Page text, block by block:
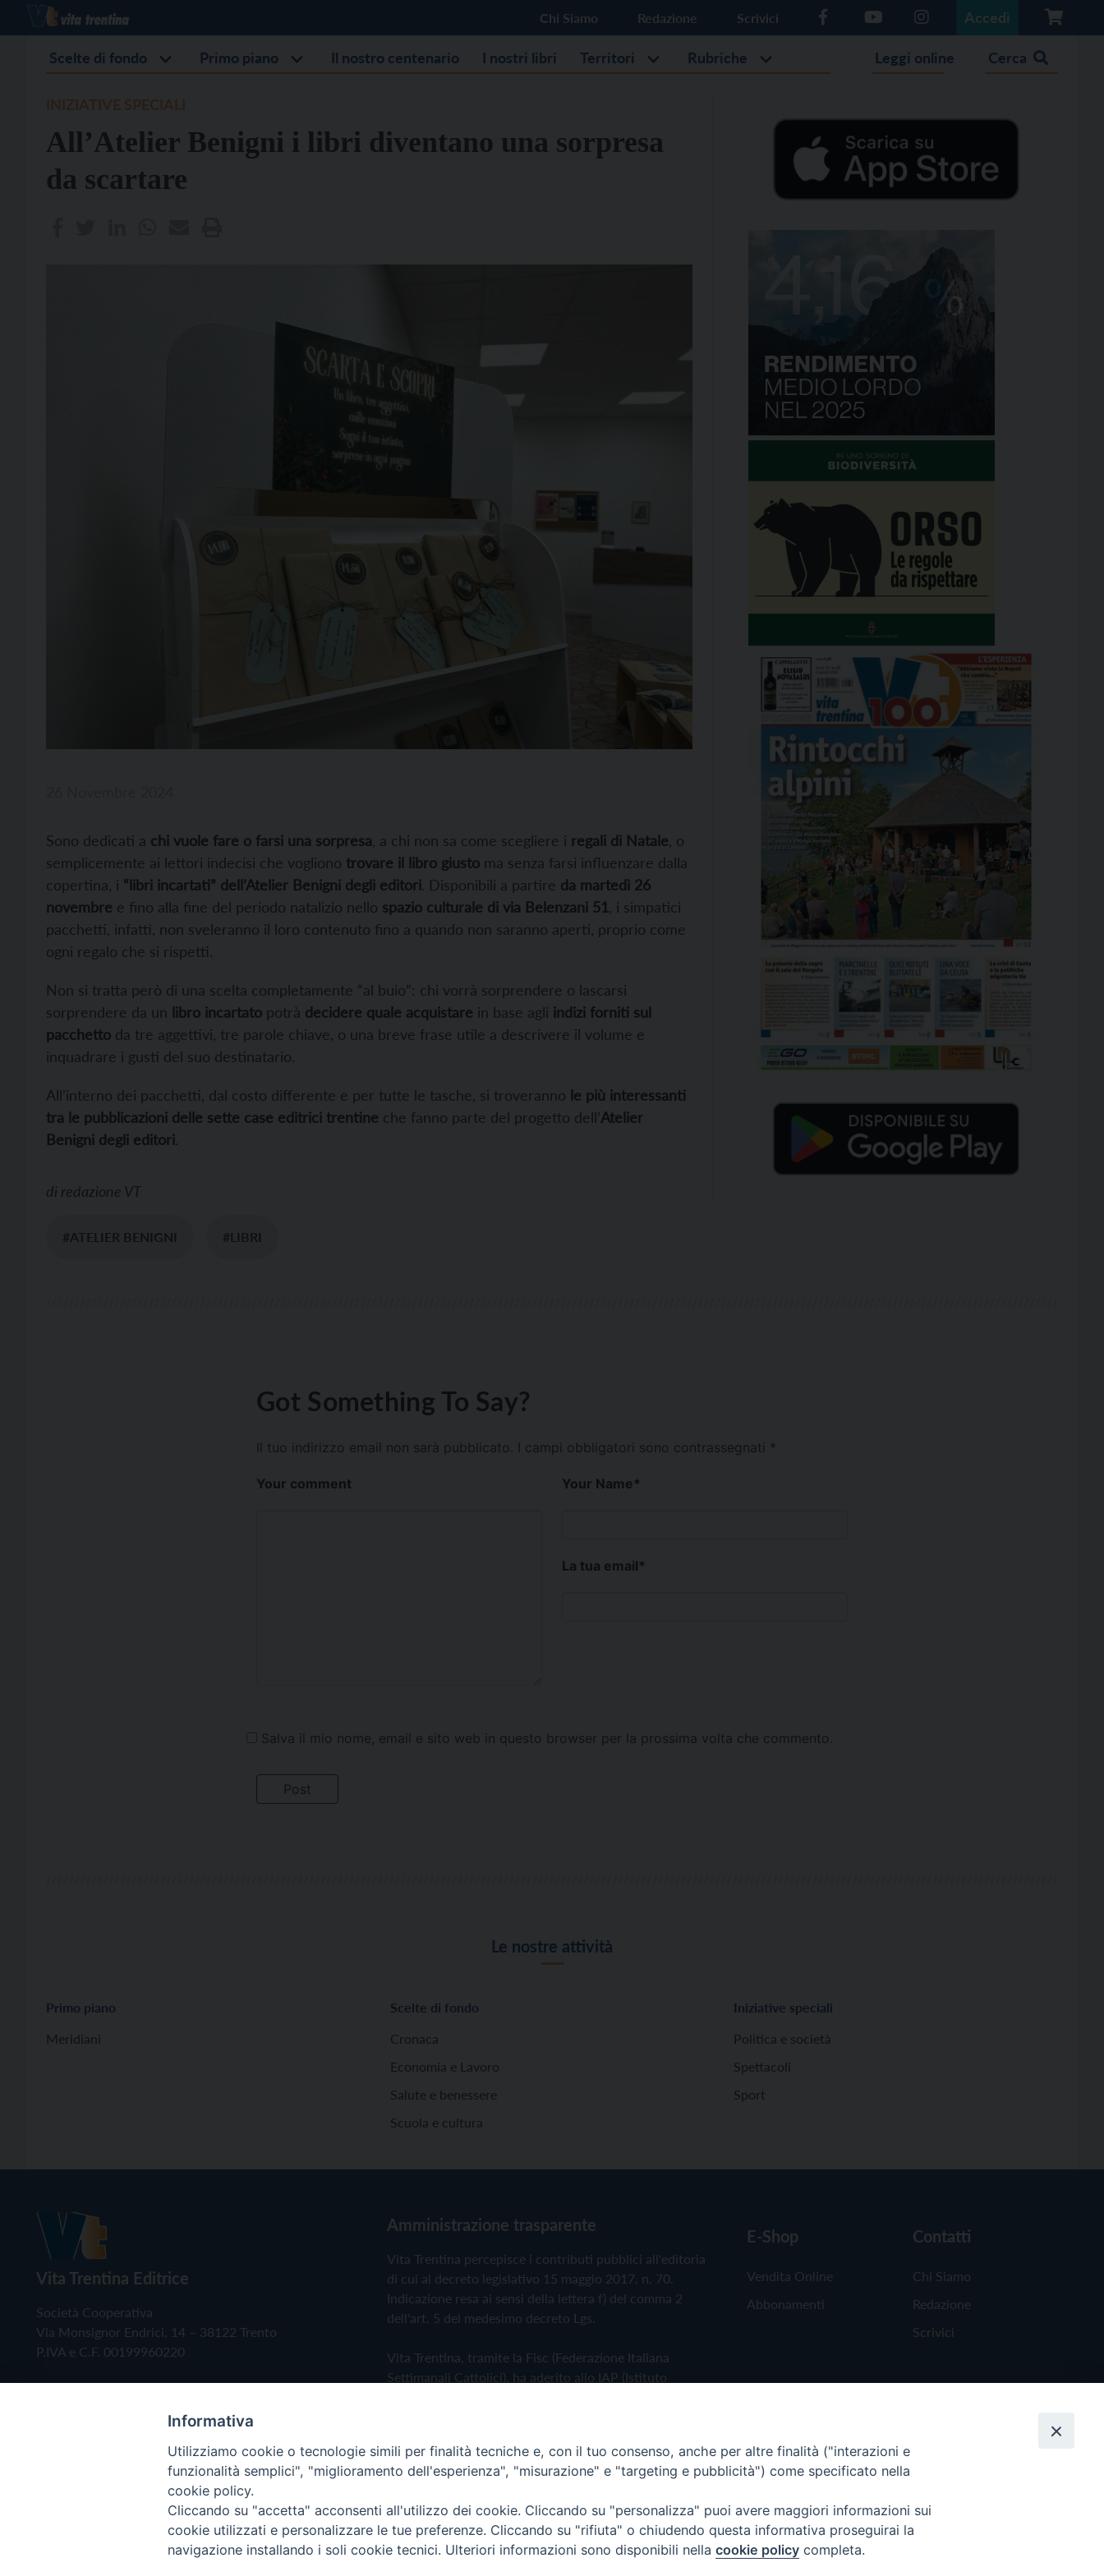
Chi Siamo Redazione Scrivici Accedi
Scelte di fondo Primo piano Il nostro centenario I nostri libri Territori Rubriche Leggi online Cerca
All’Atelier Benigni i libri diventano una sorpresa
da scartare
Sono dedicati a chi vuole fare o farsi una sorpresa, a chi non sa come scegliere i regali di Natale, o
semplicemente ai lettori indecisi che vogliono trovare il libro giusto ma senza farsi influenzare dalla
copertina, i “libri incartati” dell’Atelier Benigni degli editori. Disponibili a partire da martedì 26
novembre e fino alla fine del periodo natalizio nello spazio culturale di via Belenzani 51, i simpatici
pacchetti, infatti, non sveleranno il loro contenuto fino a quando non saranno aperti, proprio come
ogni regalo che si rispetti.
Non si tratta però di una scelta completamente “al buio”: chi vorrà sorprendere o lascarsi
sorprendere da un libro incartato potrà decidere quale acquistare in base agli indizi forniti sul
pacchetto da tre aggettivi, tre parole chiave, o una breve frase utile a descrivere il volume e
inquadrare i gusti del suo destinatario.
All’interno dei pacchetti, dal costo differente e per tutte le tasche, si troveranno le più interessanti
tra le pubblicazioni delle sette case editrici trentine che fanno parte del progetto dell’Atelier
Benigni degli editori.
di redazione VT
#ATELIER BENIGNI #LIBRI
Got Something To Say?
Il tuo indirizzo email non sarà pubblicato. I campi obbligatori sono contrassegnati *
Your comment Your Name*
La tua email*
Salva il mio nome, email e sito web in questo browser per la prossima volta che commento.
Le nostre attività
Primo piano
Meridiani
Scelte di fondo
Cronaca
Economia e Lavoro
Salute e benessere
Scuola e cultura
Iniziative speciali
Politica e società
Spettacoli
Sport
Vita Trentina Editrice
Società Cooperativa
Via Monsignor Endrici, 14 – 38122 Trento
P.IVA e C.F. 00199960220
Amministrazione trasparente
Vita Trentina percepisce i contributi pubblici all'editoria
di cui al decreto legislativo 15 maggio 2017, n. 70.
Indicazione resa ai sensi della lettera f) del comma 2
dell'art. 5 del medesimo decreto Lgs.
Vita Trentina, tramite la Fisc (Federazione Italiana
Settimanali Cattolici), ha aderito allo IAP (Istituto
Privacy Policy Cookie Policy
E-Shop
Vendita Online
Abbonamenti
Contatti
Chi Siamo
Redazione
Scrivici
Copyright © 2019 - Tutti i diritti riservati - Vita Trentina Editrice
Informativa
Utilizziamo cookie o tecnologie simili per finalità tecniche e, con il tuo consenso, anche per altre finalità ("interazioni e
funzionalità semplici", "miglioramento dell'esperienza", "misurazione" e "targeting e pubblicità") come specificato nella
cookie policy.
Cliccando su "accetta" acconsenti all'utilizzo dei cookie. Cliccando su "personalizza" puoi avere maggiori informazioni sui
cookie utilizzati e personalizzare le tue preferenze. Cliccando su "rifiuta" o chiudendo questa informativa proseguirai la
navigazione installando i soli cookie tecnici. Ulteriori informazioni sono disponibili nella cookie policy completa.